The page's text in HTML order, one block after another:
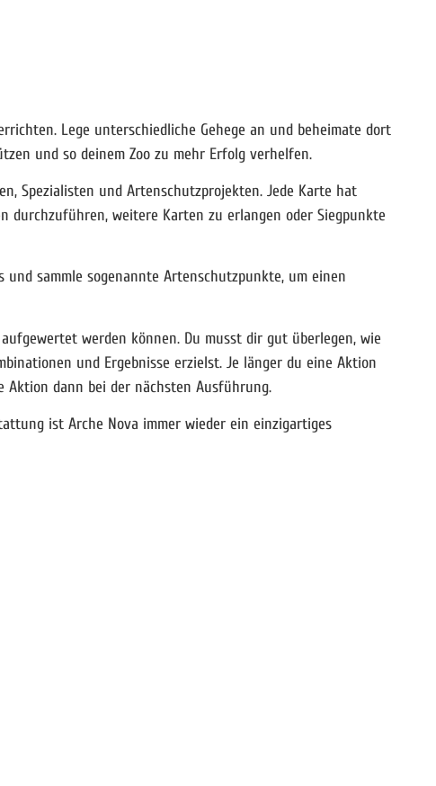
Lege unterschiedliche Gehege an und beheimate dort
und so deinem Zoo zu mehr Erfolg verhelfen.
Spezialisten und Artenschutzprojekten. Jede Karte hat
durchzuführen, weitere Karten zu erlangen oder Siegpunkte
sammle sogenannte Artenschutzpunkte, um einen
werden können. Du musst dir gut überlegen, wie
und Ergebnisse erzielst. Je länger du eine Aktion
dann bei der nächsten Ausführung.
ist Arche Nova immer wieder ein einzigartiges